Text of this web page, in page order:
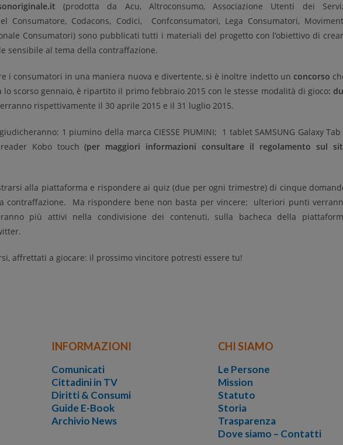
(prodotta da Acu, Altroconsumo, Associazione Utenti dei
Consumatore, Codacons, Codici, Confconsumatori, Lega Consumatori,
Consumatori) sono pubblicati tutti i materiali del progetto con l’obiettivo di
sensibile al tema della contraffazione.
i consumatori in una maniera nuova e divertente, si è inoltre indetto un concorso
scorso gennaio, è ripartito il primo febbraio 2015 con le stesse modalità di gioco:
rispettivamente il 30 aprile 2015 e il 31 luglio 2015.
1 piumino della marca CIESSE PIUMINI; 1 tablet SAMSUNG Galaxy Tab
Kobo touch(per maggiori informazioni consultare il regolamento sul
alla piattaforma e rispondere ai quiz (due per ogni trimestre) di cinque
contraffazione. Ma rispondere bene non basta per vincere: ulteriori punti
più attivi nella condivisione dei contenuti, sulla bacheca della
affrettati a giocare: il prossimo vincitore potresti essere tu!
INFORMAZIONI
Comunicati
Cittadini in TV
Diritti & Consumi
Guide E-Book
Archivio News
CHI SIAMO
Le Persone
Mission
Statuto
Storia
Trasparenza
Dove siamo – Contatti